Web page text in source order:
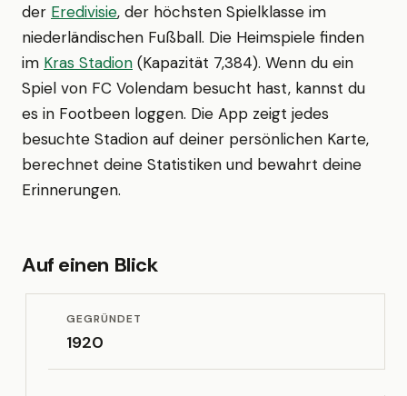
der Eredivisie, der höchsten Spielklasse im
niederländischen Fußball. Die Heimspiele finden
im Kras Stadion (Kapazität 7,384). Wenn du ein
Spiel von FC Volendam besucht hast, kannst du
es in Footbeen loggen. Die App zeigt jedes
besuchte Stadion auf deiner persönlichen Karte,
berechnet deine Statistiken und bewahrt deine
Erinnerungen.
Auf einen Blick
GEGRÜNDET
1920